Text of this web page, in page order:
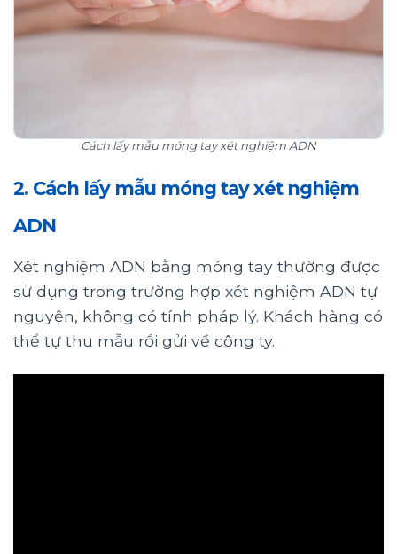
Cách lấy mẫu móng tay xét nghiệm ADN
2. Cách lấy mẫu móng tay xét nghiệm
ADN
Xét nghiệm ADN bằng móng tay thường được
sử dụng trong trường hợp xét nghiệm ADN tự
nguyện, không có tính pháp lý. Khách hàng có
thể tự thu mẫu rồi gửi về công ty.